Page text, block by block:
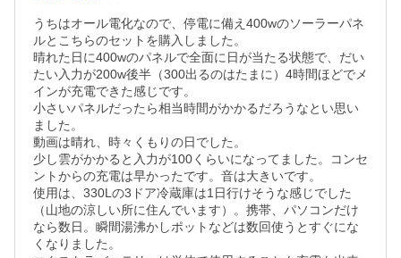
うちはオール電化なので、停電に備え400wのソーラーパネ
ルとこちらのセットを購入しました。
晴れた日に400wのパネルで全面に日が当たる状態で、だい
たい入力が200w後半（300出るのはたまに）4時間ほどでメ
インが充電できた感じです。
小さいパネルだったら相当時間がかかるだろうなとい思い
ました。
動画は晴れ、時々くもりの日でした。
少し雲がかかると入力が100くらいになってました。コンセ
ントからの充電は早かったです。音は大きいです。
使用は、330Lの3ドア冷蔵庫は1日行けそうな感じでした
（山地の涼しい所に住んでいます）。携帯、パソコンだけ
なら数日。瞬間湯沸かしポットなどは数回使うとすぐにな
くなりました。